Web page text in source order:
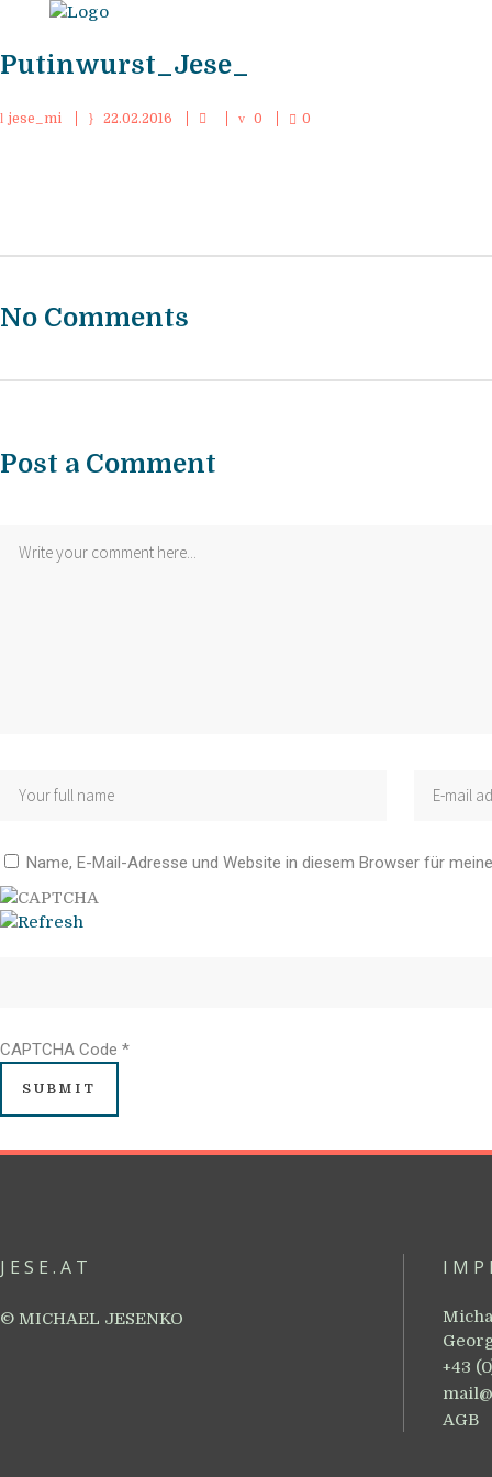
Putinwurst_Jese_
jese_mi 22.02.2016 0 0
No Comments
Post a Comment
Name, E-Mail-Adresse und Website in diesem Browser für
CAPTCHA Code *
JESE.AT
© MICHAEL JESENKO
+43
AGB